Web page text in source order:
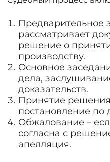
Предварительное
рассматривает
решение о
производству.
Основное
дела,
доказательств.
Принятие
постановление по
Обжалование –
согласна с
апелляция.